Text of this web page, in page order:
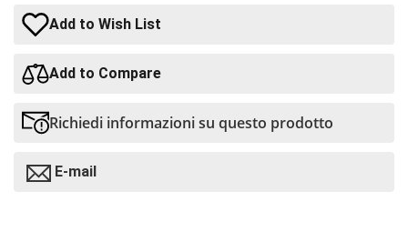
Add to Wish List
Add to Compare
Richiedi informazioni su questo prodotto
E-mail